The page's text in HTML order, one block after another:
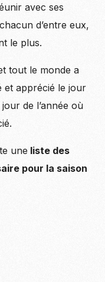
avec ses
d’entre eux,
le plus.
tout le monde a
et apprécié le jour
de l’année où
une liste des
pour la saison